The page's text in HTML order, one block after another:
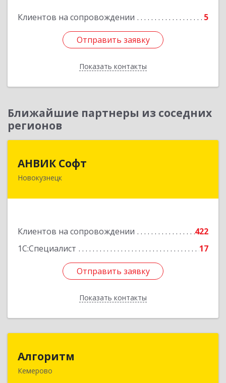
Клиентов на сопровождении 5
Отправить заявку
Показать контакты
Отправить заявку
Назад
Ближайшие партнеры из соседних
регионов
АНВИК Софт
Новокузнецк
Клиентов на сопровождении
422
1С:Специалист
17
Отправить заявку
Показать контакты
654079, Кемеровская область - Кузбасс,
Отправить заявку
Назад
Алгоритм
Кемерово